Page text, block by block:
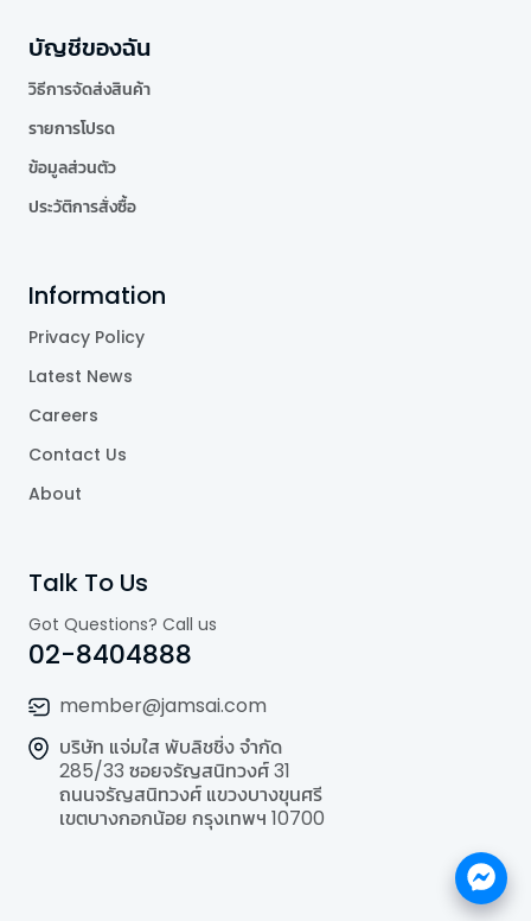
บัญชีของฉัน
วิธีการจัดส่งสินค้า
รายการโปรด
ข้อมูลส่วนตัว
ประวัติการสั่งซื้อ
Information
Privacy Policy
Latest News
Careers
Contact Us
About
Talk To Us
Got Questions? Call us
02-8404888
member@jamsai.com
บริษัท แจ่มใส พับลิชชิ่ง จำกัด
285/33 ซอยจรัญสนิทวงศ์ 31
ถนนจรัญสนิทวงศ์ แขวงบางขุนศรี
เขตบางกอกน้อย กรุงเทพฯ 10700